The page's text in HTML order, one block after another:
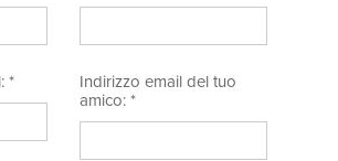
*
Indirizzo email del tuo
amico: *